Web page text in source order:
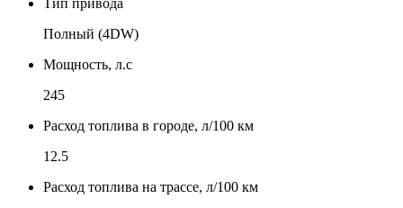
Полный (4DW)
Мощность, л.с
245
Расход топлива в городе, л/100 км
12.5
Расход топлива на трассе, л/100 км